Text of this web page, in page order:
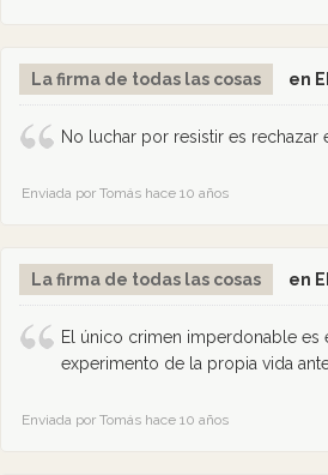
La firma de todas las cosas en
No luchar por resistir es rechazar
Enviada por Tomás hace 10 años
La firma de todas las cosas en
El único crimen imperdonable es
experimento de la propia vida
Enviada por Tomás hace 10 años